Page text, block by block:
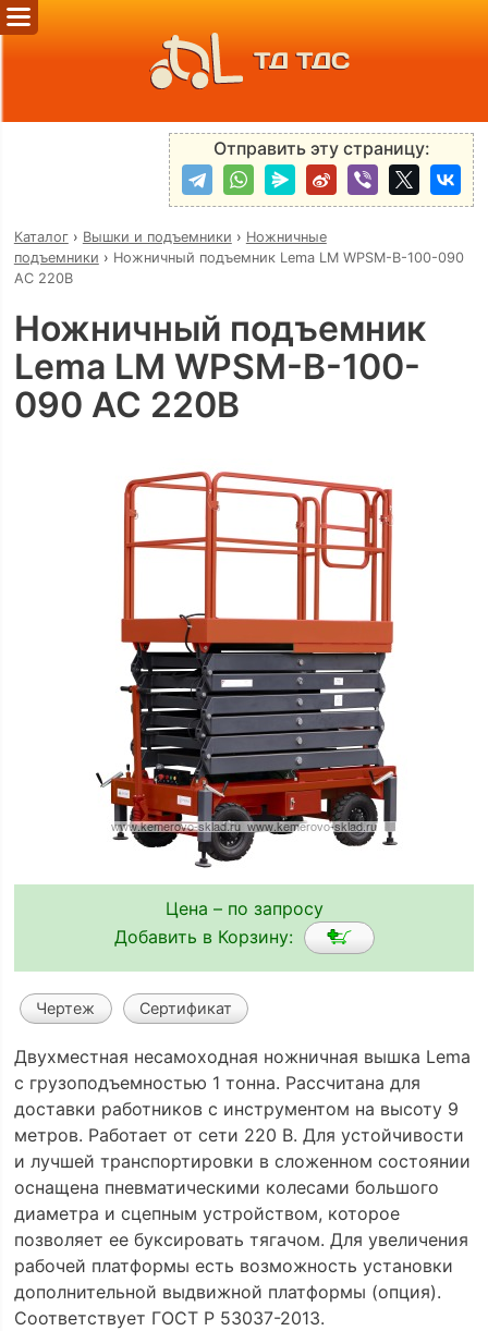
ТД ТДС
Отправить эту страницу:
Каталог› Вышки и подъемники › Ножничные
подъемники › Ножничный подъемник Lema LM WPSM-B-100-090
AC 220В
Ножничный подъемник
Lema LM WPSM-B-100-
090 AC 220В
Цена – по запросу
Добавить в Корзину:
Чертеж Сертификат
Двухместная несамоходная ножничная вышка Lema
с грузоподъемностью 1 тонна. Рассчитана для
доставки работников с инструментом на высоту 9
метров. Работает от сети 220 В. Для устойчивости
и лучшей транспортировки в сложенном состоянии
оснащена пневматическими колесами большого
диаметра и сцепным устройством, которое
позволяет ее буксировать тягачом. Для увеличения
рабочей платформы есть возможность установки
дополнительной выдвижной платформы (опция).
Соответствует ГОСТ Р 53037-2013.